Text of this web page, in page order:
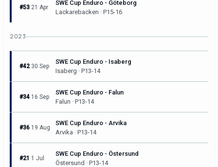
#53 21 Apr
SWE Cup Enduro - Göteborg
Lackarebacken · P15-16
2023
#42 30 Sep
SWE Cup Enduro - Isaberg
Isaberg · P13-14
#34 16 Sep
SWE Cup Enduro - Falun
Falun · P13-14
#36 19 Aug
SWE Cup Enduro - Arvika
Arvika · P13-14
#21 1 Jul
SWE Cup Enduro - Östersund
Östersund · P13-14